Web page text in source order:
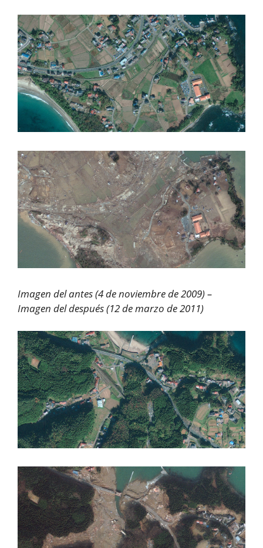
Imagen del antes (4 de noviembre de 2009) –
Imagen del después (12 de marzo de 2011)